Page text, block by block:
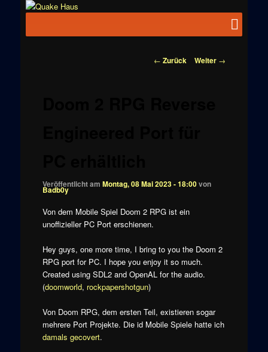
News zu
Beitragsnavigation
← Zurück Weiter →
Veröffentlicht am Montag, 08 Mai 2023 - 18:00von
Badb0y
Von dem Mobile Spiel Doom 2 RPG ist ein
unoffizieller PC Port erschienen.
Hey guys, one more time, I bring to you the Doom 2
RPG port for PC. I hope you enjoy it so much.
Created using SDL2 and OpenAL for the audio.
(doomworld, rockpapershotgun)
Von Doom RPG, dem ersten Teil, existieren sogar
mehrere Port Projekte. Die id Mobile Spiele hatte ich
damals gecovert.